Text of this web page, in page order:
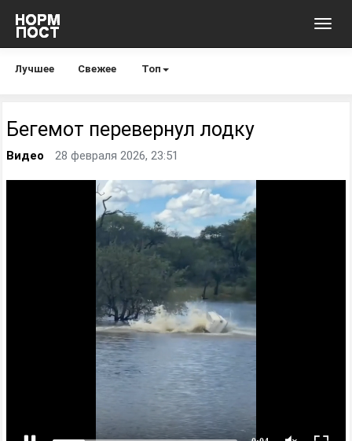
Лучшее Свежее Топ
Бегемот перевернул лодку
Видео 28 февраля 2026, 23:51